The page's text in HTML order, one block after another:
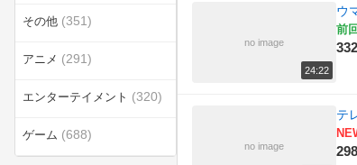
その他 (351)
アニメ (291)
エンターテイメント (320)
ゲーム (688)
no image
24:22
ウ
前
no image
テ